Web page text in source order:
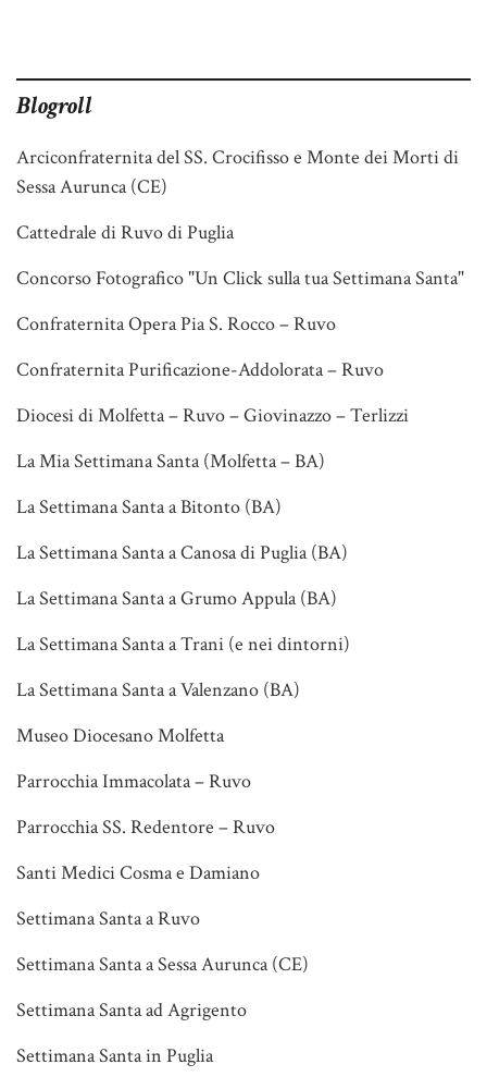
Blogroll
Arciconfraternita del SS. Crocifisso e Monte dei Morti di
Sessa Aurunca (CE)
Cattedrale di Ruvo di Puglia
Concorso Fotografico "Un Click sulla tua Settimana Santa"
Confraternita Opera Pia S. Rocco – Ruvo
Confraternita Purificazione-Addolorata – Ruvo
Diocesi di Molfetta – Ruvo – Giovinazzo – Terlizzi
La Mia Settimana Santa (Molfetta – BA)
La Settimana Santa a Bitonto (BA)
La Settimana Santa a Canosa di Puglia (BA)
La Settimana Santa a Grumo Appula (BA)
La Settimana Santa a Trani (e nei dintorni)
La Settimana Santa a Valenzano (BA)
Museo Diocesano Molfetta
Parrocchia Immacolata – Ruvo
Parrocchia SS. Redentore – Ruvo
Santi Medici Cosma e Damiano
Settimana Santa a Ruvo
Settimana Santa a Sessa Aurunca (CE)
Settimana Santa ad Agrigento
Settimana Santa in Puglia